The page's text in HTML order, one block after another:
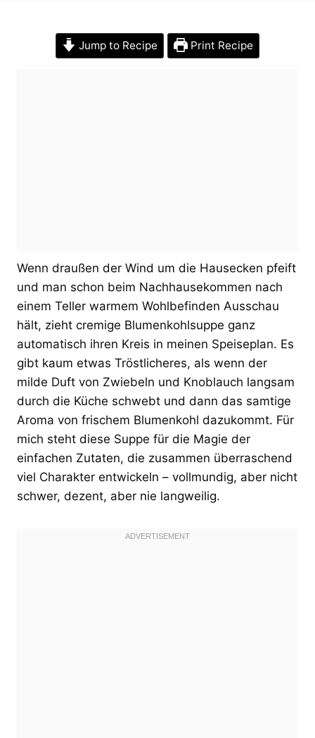
Jump to Recipe Print Recipe
Wenn draußen der Wind um die Hausecken pfeift
und man schon beim Nachhausekommen nach
einem Teller warmem Wohlbefinden Ausschau
hält, zieht cremige Blumenkohlsuppe ganz
automatisch ihren Kreis in meinen Speiseplan. Es
gibt kaum etwas Tröstlicheres, als wenn der
milde Duft von Zwiebeln und Knoblauch langsam
durch die Küche schwebt und dann das samtige
Aroma von frischem Blumenkohl dazukommt. Für
mich steht diese Suppe für die Magie der
einfachen Zutaten, die zusammen überraschend
viel Charakter entwickeln – vollmundig, aber nicht
schwer, dezent, aber nie langweilig.